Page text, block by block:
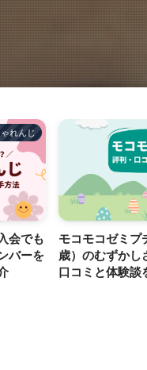
れんじ
会でも
バーを
モコモコゼミプ
歳）のむずかし
口コミと体験談